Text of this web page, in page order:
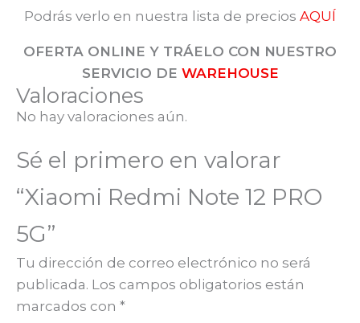
Podrás verlo en nuestra lista de precios AQUÍ
OFERTA ONLINE Y TRÁELO CON NUESTRO
SERVICIO DE WAREHOUSE
Valoraciones
No hay valoraciones aún.
Sé el primero en valorar
“Xiaomi Redmi Note 12 PRO
5G”
Tu dirección de correo electrónico no será
publicada. Los campos obligatorios están
marcados con *